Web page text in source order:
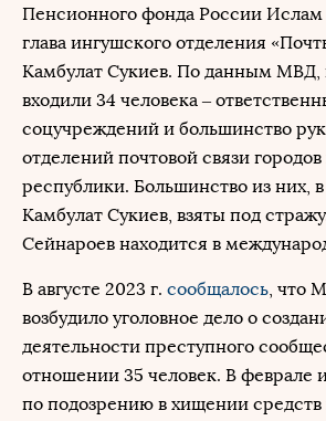
Пенсионного фонда России
глава ингушского отделения
Камбулат Сукиев. По данным МВД,
входили 34 человека –
соцучреждений и большинство
отделений почтовой связи
республики. Большинство из них,
Камбулат Сукиев, взяты под
Сейнароев находится в
В августе 2023 г. сообщалось, что
возбудило уголовное дело о
деятельности преступного
отношении 35 человек. В феврале
по подозрению в хищении